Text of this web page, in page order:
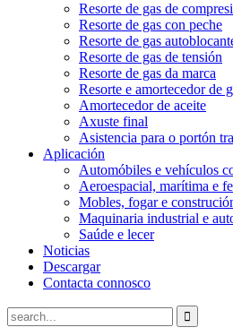
Resorte de gas de
Resorte de gas con peche
Resorte de gas
Resorte de gas de tensión
Resorte de gas da marca
Resorte e amortecedor de
Amortecedor de aceite
Axuste final
Asistencia para o portón
Aplicación
Automóbiles e vehículos
Aeroespacial, marítima e
Mobles, fogar e
Maquinaria industrial e
Saúde e lecer
Noticias
Descargar
Contacta connosco